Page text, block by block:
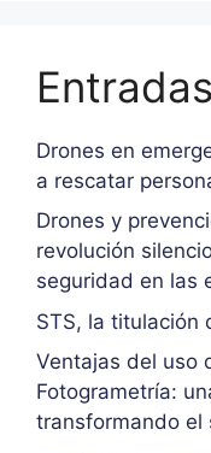
Drones en
a rescatar
Drones y
revolución
seguridad en las
STS, la titulación
Ventajas del uso
Fotogrametría:
transformando el